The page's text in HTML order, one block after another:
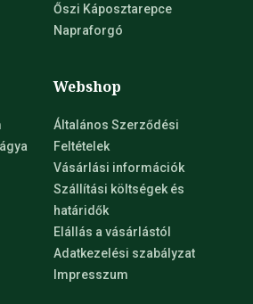
Őszi Káposztarepce
Napraforgó
Webshop
Általános Szerződési
Feltételek
Vásárlási információk
Szállítási költségek és
határidők
Elállás a vásárlástól
Adatkezelési szabályzat
Impresszum